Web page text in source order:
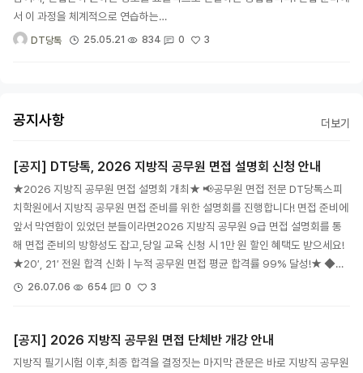
서 이 과정을 체계적으로 연습하는…
DT당톡 25.05.21 834 0 3
공지사항 더보기
[공지] DT당톡, 2026 지방직 공무원 면접 설명회 신청 안내
★2026 지방직 공무원 면접 설명회 개최★ 📢공무원 면접 전문 DT당톡스피
치학원에서 지방직 공무원 면접 준비를 위한 설명회를 진행합니다! 면접 준비에
앞서 막연함이 있었던 분들이라면2026 지방직 공무원 9급 면접 설명회를 통
해 면접 준비의 방향성도 잡고,당일 교육 신청 시 1만 원 할인 혜택도 받으세요!
★20′, 21′ 전원 합격 신화 | 누적 공무원 면접 평균 합격률 99% 달성!★ ◆…
26.07.06 654 0 3
[공지] 2026 지방직 공무원 면접 단체반 개강 안내
지방직 필기시험 이후,최종 합격을 결정짓는 마지막 관문은 바로 지방직 공무원